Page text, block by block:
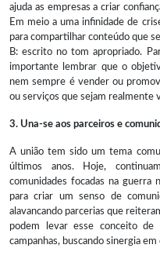
ajuda as empresas a criar
Em meio a uma infinidade de
para compartilhar conteúdo que
B: escrito no tom apropriado.
importante lembrar que o
nem sempre é vender ou
ou serviços que sejam realmente
3. Una-se aos parceiros e
A união tem sido um tema
últimos anos. Hoje,
comunidades focadas na guerra
para criar um senso de
alavancando parcerias que
podem levar esse conceito de
campanhas, buscando sinergia